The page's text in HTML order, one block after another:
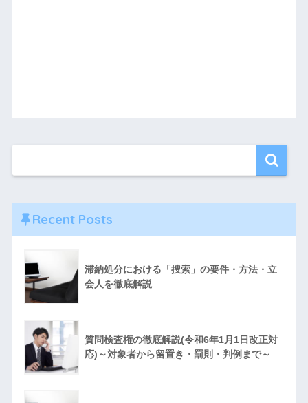
Recent Posts
滞納処分における「捜索」の要件・方法・立
会人を徹底解説
質問検査権の徹底解説(令和6年1月1日改正対
応)～対象者から留置き・罰則・判例まで～